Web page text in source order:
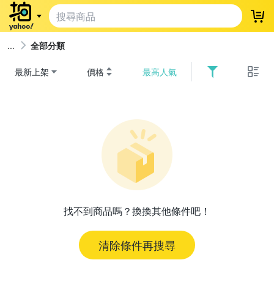
登
全部分類
最新上架 價格 最高人氣
找不到商品嗎？換換其他條件吧！
清除條件再搜尋